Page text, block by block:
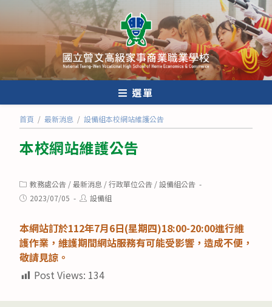
內
選單
首頁 / 最新消息 / 設備組本校網站維護公告
本校網站維護公告
Post
category:
教務處公告 /最新消息 /行政單位公告 /設備組公告
Post2023/07/05
Post設備組
本網站訂於112年7月6日(星期四)18:00-20:00進行維
護作業，維護期間網站服務有可能受影響，造成不便，
敬請見諒。
Post Views: 134